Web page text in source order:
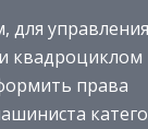
для управления
права